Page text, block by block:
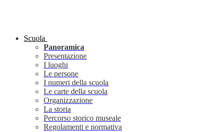
Scuola
Panoramica
Presentazione
I luoghi
Le persone
I numeri della scuola
Le carte della scuola
Organizzazione
La storia
Percorso storico museale
Regolamenti e normativa